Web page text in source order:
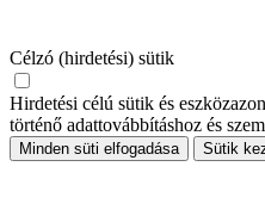
Célzó (hirdetési) sütik
Hirdetési célú sütik és
történő adattovábbításhoz és
Minden süti elfogadása Sütik